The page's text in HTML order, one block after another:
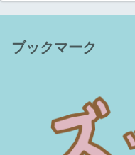
ブックマーク